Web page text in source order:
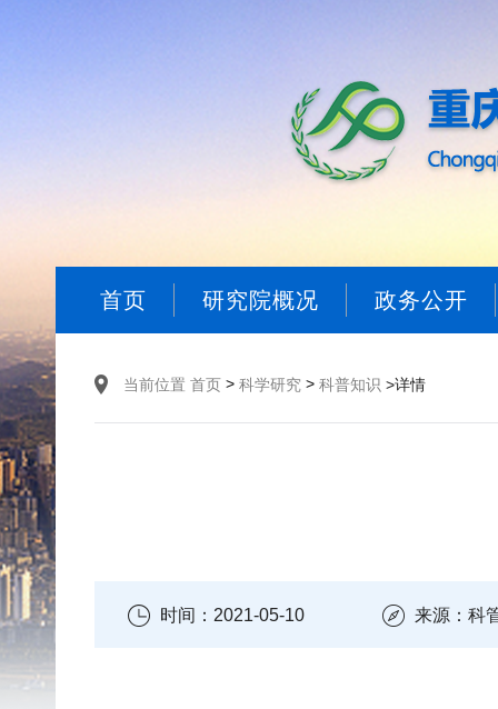
首页 研究院概况 政务公开
当前位置 首页 > 科学研究 > 科普知识 >详情
时间：2021-05-10 来源：科